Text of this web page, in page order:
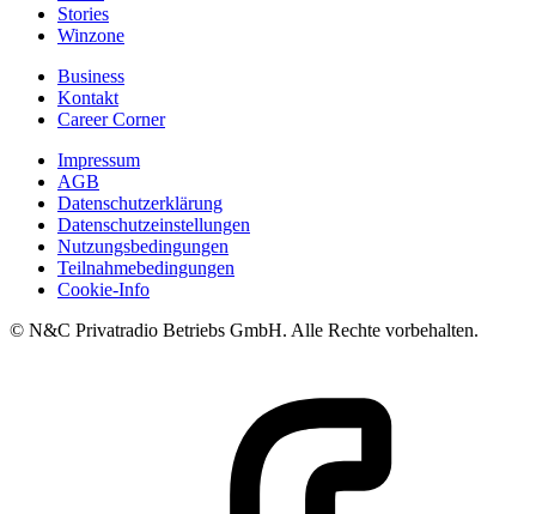
Stories
Winzone
Business
Kontakt
Career Corner
Impressum
AGB
Datenschutzerklärung
Datenschutzeinstellungen
Nutzungsbedingungen
Teilnahmebedingungen
Cookie-Info
© N&C Privatradio Betriebs GmbH. Alle Rechte vorbehalten.